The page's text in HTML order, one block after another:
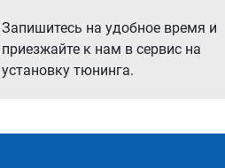
Запишитесь на удобное время и
приезжайте к нам в сервис на
установку тюнинга.